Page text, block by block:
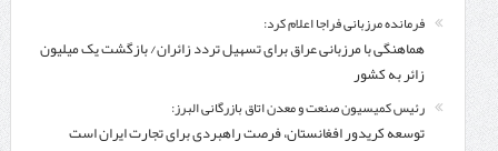
فرمانده مرزبانی فراجا اعلام کرد:
هماهنگی با مرزبانی عراق برای تسهیل تردد زائران/ بازگشت یک میلیون
زائر به کشور
رئیس کمیسیون صنعت و معدن اتاق بازرگانی البرز:
توسعه کریدور افغانستان، فرصت راهبردی برای تجارت ایران است